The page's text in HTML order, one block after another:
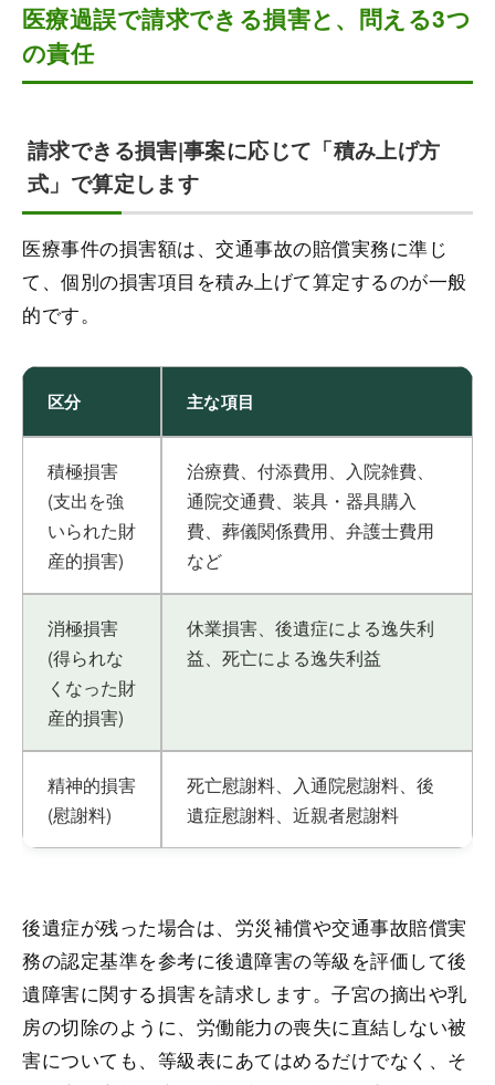
医療過誤で請求できる損害と、問える3つ
の責任
請求できる損害|事案に応じて「積み上げ方
式」で算定します
医療事件の損害額は、交通事故の賠償実務に準じ
て、個別の損害項目を積み上げて算定するのが一般
的です。
区分 主な項目
積極損害
(支出を強
いられた財
産的損害)
治療費、付添費用、入院雑費、
通院交通費、装具・器具購入
費、葬儀関係費用、弁護士費用
など
消極損害
(得られな
くなった財
産的損害)
休業損害、後遺症による逸失利
益、死亡による逸失利益
精神的損害
(慰謝料)
死亡慰謝料、入通院慰謝料、後
遺症慰謝料、近親者慰謝料
後遺症が残った場合は、労災補償や交通事故賠償実
務の認定基準を参考に後遺障害の等級を評価して後
遺障害に関する損害を請求します。子宮の摘出や乳
房の切除のように、労働能力の喪失に直結しない被
害についても、等級表にあてはめるだけでなく、そ